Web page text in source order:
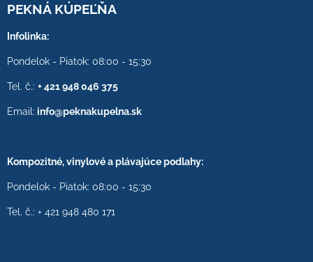
PEKNÁ KÚPEĽŇA
Infolinka:
Pondelok - Piatok: 08:00 - 15:30
Tel. č.: + 421 948 046 375
Email: info@peknakupelna.sk
Kompozitné, vinylové a plávajúce podlahy:
Pondelok - Piatok: 08:00 - 15:30
Tel. č.: + 421 948 480 171